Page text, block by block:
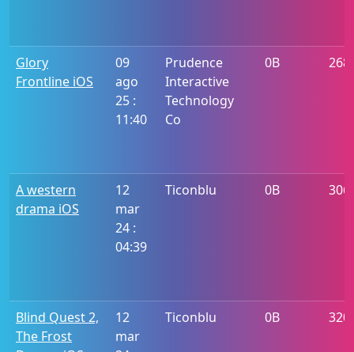
Glory
Frontline iOS
09
ago
25 :
11:40
Prudence
Interactive
Technology
Co
0B 268
A western
drama iOS
12
mar
24 :
04:39
Ticonblu 0B 306
Blind Quest 2,
The Frost
12
mar
Ticonblu 0B 320